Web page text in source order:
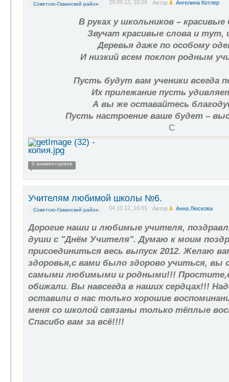
Советско-Гаванский район 29.09.13, 10:29 Автор Ангелина Котлер
В руках у школьников –
Звучат красивые слова и тут,
Деревья даже по особому
И низкий всем поклон родным
Пусть будут вам ученики всегда
Их прилежание пусть
А вы же оставайтесь
Пусть настроение ваше будет –
С
0 комментариев
Учителям любимой школы №6.
Советско-Гаванский район 04.10.12, 16:01 Автор Анна Люскова
Дорогие наши и любимые учителя,
души с "Днём Учителя". Думаю к моим
присоединиться весь выпуск 2012. Желаю
здоровья,с вами было здорово учиться, вы
самыми любимыми и родными!!!
обижали. Вы навсегда в наших сердцах!!!
оставили о нас только хорошие
меня со школой связаны только тёплые
Спасибо вам за всё!!!!